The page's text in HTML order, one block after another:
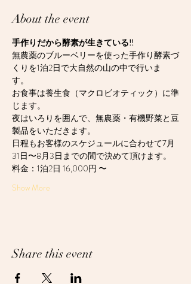
About the event
手作りだから酵素が生きている!!
無農薬のブルーベリーを使った手作り酵素づ
くりを1泊2日で大自然の山の中で行いま
す。
お食事は養生食（マクロビオティック）に準
じます。
夜はいろりを囲んで、無農薬・有機野菜と豆
製品をいただきます。
日程もお客様のスケジュールに合わせて7月
31日〜8月3日までの間で決めて頂けます。
料金：1泊2日 16,000円 〜
Show More
Share this event